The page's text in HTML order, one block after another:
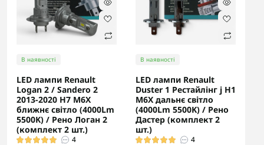
В наявності
LED лампи Renault
Logan 2 / Sandero 2
2013-2020 H7 M6X
ближнє світло (4000Lm
5500K) / Рено Логан 2
(комплект 2 шт.)
4
В наявності
LED лампи Renault
Duster 1 Рестайлінг j H1
M6X дальнє світло
(4000Lm 5500K) / Рено
Дастер (комплект 2
шт.)
4